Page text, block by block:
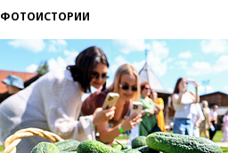
ФОТОИСТОРИИ